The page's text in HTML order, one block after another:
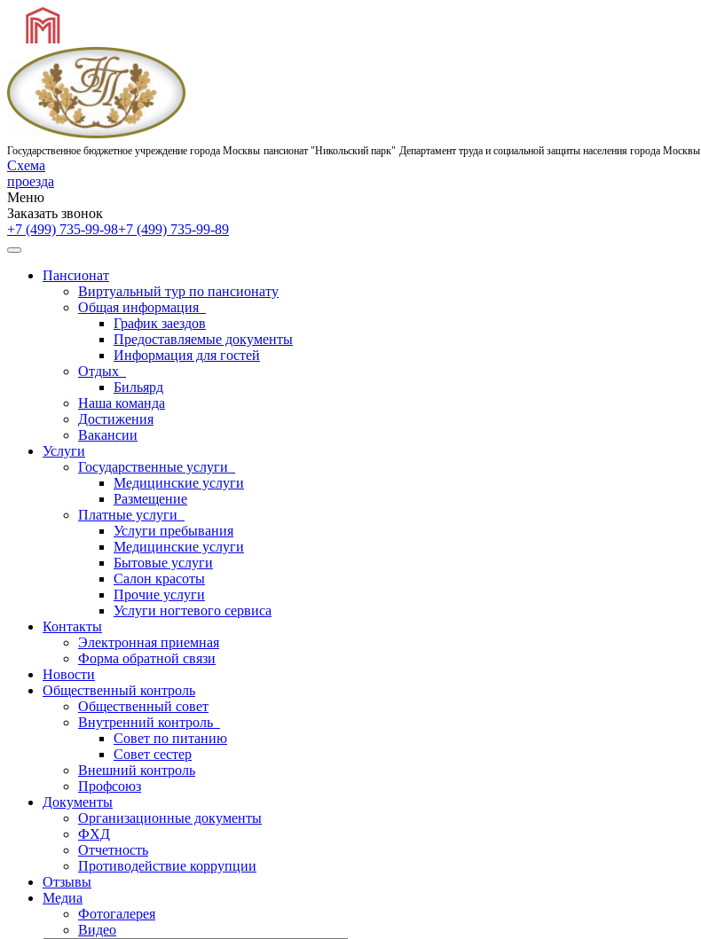
Государственное бюджетное учреждение города Москвы пансионат "Никольский парк" Департамент труда и социальной защиты населения города Москвы
Схема
проезда
Меню
Заказать звонок
+7 (499) 735-99-98+7 (499) 735-99-89
Пансионат
Виртуальный тур по пансионату
Общая информация
График заездов
Предоставляемые документы
Информация для гостей
Отдых
Бильярд
Наша команда
Достижения
Вакансии
Услуги
Государственные услуги
Медицинские услуги
Размещение
Платные услуги
Услуги пребывания
Медицинские услуги
Бытовые услуги
Салон красоты
Прочие услуги
Услуги ногтевого сервиса
Контакты
Электронная приемная
Форма обратной связи
Новости
Общественный контроль
Общественный совет
Внутренний контроль
Совет по питанию
Совет сестер
Внешний контроль
Профсоюз
Документы
Организационные документы
ФХД
Отчетность
Противодействие коррупции
Отзывы
Медиа
Фотогалерея
Видео